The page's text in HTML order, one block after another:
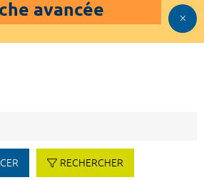
avancée
RECHERCHER